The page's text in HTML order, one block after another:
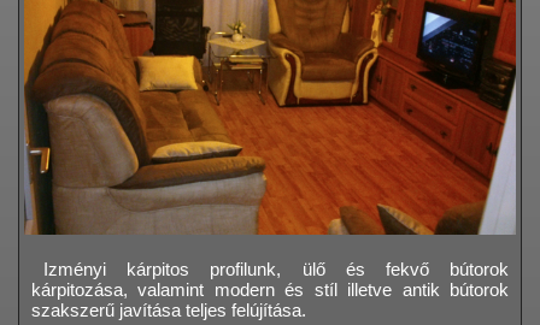
Izményi kárpitos profilunk, ülő és fekvő bútorok
kárpitozása, valamint modern és stíl illetve antik bútorok
szakszerű javítása teljes felújítása.